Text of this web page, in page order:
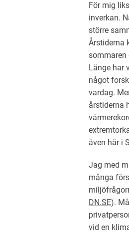
För mig
inverkan.
större
Årstiderna
sommaren
Länge har
något
vardag.
årstiderna
även här i
Jag med
många
DN.SE).
vid en